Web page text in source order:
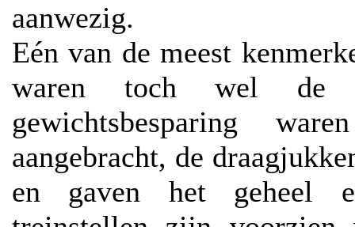
aanwezig.
Eén van de meest
waren toch wel de
gewichtsbesparing
aangebracht, de
en gaven het geheel